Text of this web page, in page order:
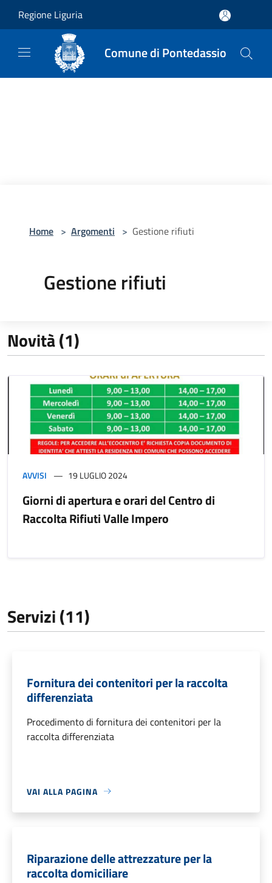
Regione Liguria
Comune di Pontedassio
Home > Argomenti > Gestione rifiuti
Gestione rifiuti
Novità (1)
AVVISI 19 LUGLIO 2024
Giorni di apertura e orari del Centro di
Raccolta Rifiuti Valle Impero
Servizi (11)
Fornitura dei contenitori per la raccolta
differenziata
Procedimento di fornitura dei contenitori per la
raccolta differenziata
VAI ALLA PAGINA
Riparazione delle attrezzature per la
raccolta domiciliare